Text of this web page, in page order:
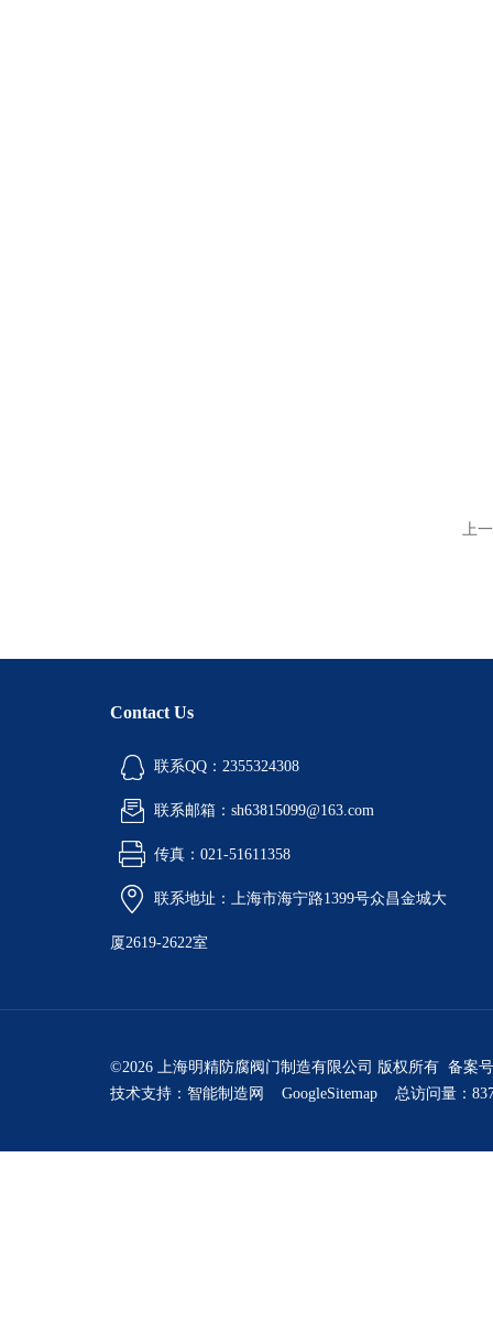
上
Contact Us
联系QQ：2355324308
联系邮箱：sh63815099@163.com
传真：021-51611358
联系地址：上海市海宁路1399号众昌金城大
厦2619-2622室
©2026 上海明精防腐阀门制造有限公司 版权所有 备案
技术支持： 智能制造网 GoogleSitemap 总访问量：